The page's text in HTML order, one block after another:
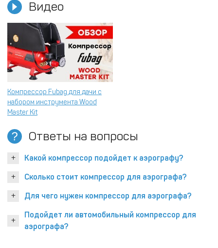
Видео
Компрессор Fubag для дачи с
набором инструмента Wood
Master Kit
Ответы на вопросы
Какой компрессор подойдет к аэрографу?
Сколько стоит компрессор для аэрографа?
Для чего нужен компрессор для аэрографа?
Подойдет ли автомобильный компрессор для
аэрографа?